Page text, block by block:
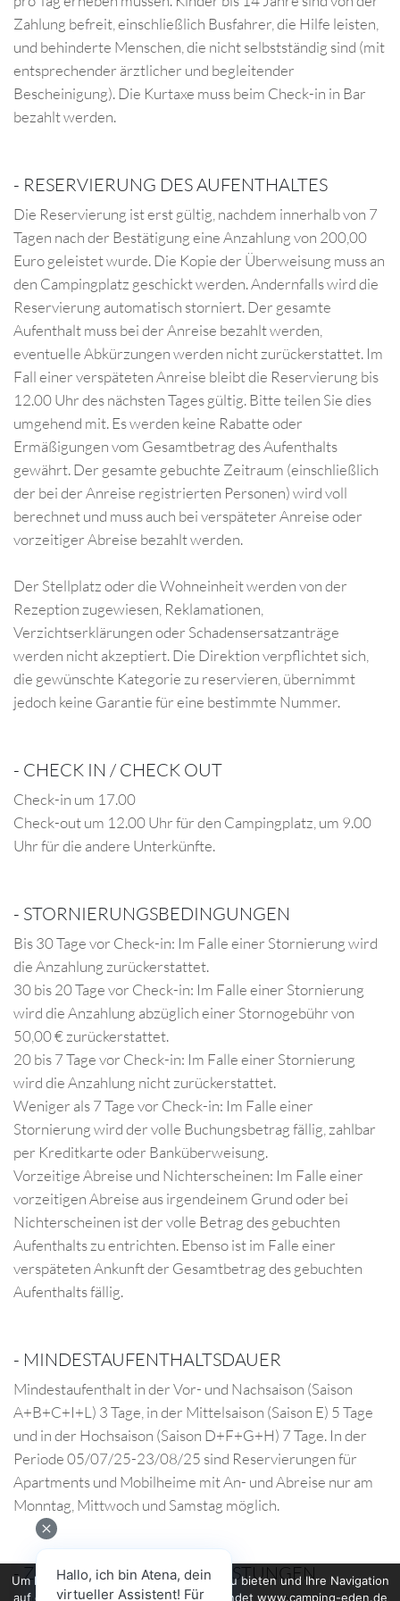
Zahlung befreit, einschließlich Busfahrer, die Hilfe leisten,
und behinderte Menschen, die nicht selbstständig sind (mit
entsprechender ärztlicher und begleitender
Bescheinigung). Die Kurtaxe muss beim Check-in in Bar
bezahlt werden.
- RESERVIERUNG DES AUFENTHALTES
Die Reservierung ist erst gültig, nachdem innerhalb von 7
Tagen nach der Bestätigung eine Anzahlung von 200,00
Euro geleistet wurde. Die Kopie der Überweisung muss an
den Campingplatz geschickt werden. Andernfalls wird die
Reservierung automatisch storniert. Der gesamte
Aufenthalt muss bei der Anreise bezahlt werden,
eventuelle Abkürzungen werden nicht zurückerstattet. Im
Fall einer verspäteten Anreise bleibt die Reservierung bis
12.00 Uhr des nächsten Tages gültig. Bitte teilen Sie dies
umgehend mit. Es werden keine Rabatte oder
Ermäßigungen vom Gesamtbetrag des Aufenthalts
gewährt. Der gesamte gebuchte Zeitraum (einschließlich
der bei der Anreise registrierten Personen) wird voll
berechnet und muss auch bei verspäteter Anreise oder
vorzeitiger Abreise bezahlt werden.
Der Stellplatz oder die Wohneinheit werden von der
Rezeption zugewiesen, Reklamationen,
Verzichtserklärungen oder Schadensersatzanträge
werden nicht akzeptiert. Die Direktion verpflichtet sich,
die gewünschte Kategorie zu reservieren, übernimmt
jedoch keine Garantie für eine bestimmte Nummer.
- CHECK IN / CHECK OUT
Check-in um 17.00
Check-out um 12.00 Uhr für den Campingplatz, um 9.00
Uhr für die andere Unterkünfte.
- STORNIERUNGSBEDINGUNGEN
Bis 30 Tage vor Check-in: Im Falle einer Stornierung wird
die Anzahlung zurückerstattet.
30 bis 20 Tage vor Check-in: Im Falle einer Stornierung
wird die Anzahlung abzüglich einer Stornogebühr von
50,00 € zurückerstattet.
20 bis 7 Tage vor Check-in: Im Falle einer Stornierung
wird die Anzahlung nicht zurückerstattet.
Weniger als 7 Tage vor Check-in: Im Falle einer
Stornierung wird der volle Buchungsbetrag fällig, zahlbar
per Kreditkarte oder Banküberweisung.
Vorzeitige Abreise und Nichterscheinen: Im Falle einer
vorzeitigen Abreise aus irgendeinem Grund oder bei
Nichterscheinen ist der volle Betrag des gebuchten
Aufenthalts zu entrichten.Ebenso ist im Falle einer
verspäteten Ankunft der Gesamtbetrag des gebuchten
Aufenthalts fällig.
- MINDESTAUFENTHALTSDAUER
Mindestaufenthalt in der Vor- und Nachsaison (Saison
A+B+C+I+L) 3 Tage, in der Mittelsaison (Saison E) 5 Tage
und in der Hochsaison (Saison D+F+G+H) 7 Tage. In der
Periode 05/07/25-23/08/25 sind Reservierungen für
Apartments und Mobilheime mit An- und Abreise nur am
Monntag, Mittwoch und Samstag möglich.
- ZUSÄTZLICHE DIENSTLEISTUNGEN
Um Ihnen den bestmöglichen Service zu bieten und Ihre Navigation
auf der Website zu verbessern, verwendet www.camping-eden.de
Hallo, ich bin Atena, dein
virtueller Assistent! Für